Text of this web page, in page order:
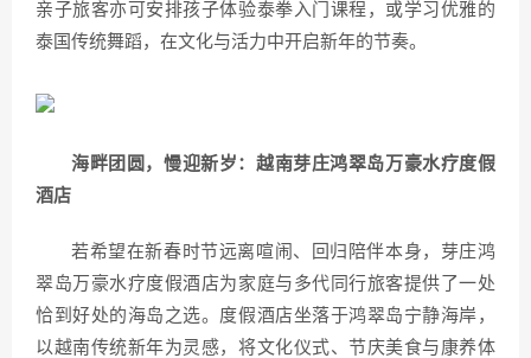
亲子旅客亦可安排孩子体验泰拳入门课程，或学习优雅的
泰国传统舞蹈，在文化与活力中开启新年的节奏。
海畔团圆，慢迎新岁：越南芽庄鸿翠岛万豪水疗度假
酒店
若希望在新春时节远离喧闹、回归陪伴本身，芽庄鸿
翠岛万豪水疗度假酒店为家庭与多代同行旅客提供了一处
恰到好处的海岛之选。度假酒店坐落于鸿翠岛宁静海岸，
以越南传统新年为灵感，将文化仪式、节庆美食与康养体